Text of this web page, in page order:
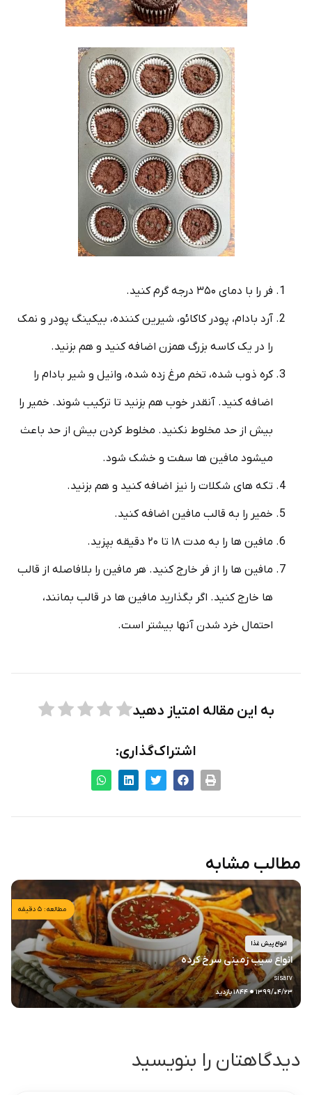
فر را با دمای ۳۵۰ درجه گرم کنید.
آرد بادام، پودر کاکائو، شیرین کننده، بیکینگ پودر و نمک
را در یک کاسه بزرگ همزن اضافه کنید و هم بزنید.
کره ذوب شده، تخم مرغ زده شده، وانیل و شیر بادام را
اضافه کنید. آنقدر خوب هم بزنید تا ترکیب شوند. خمیر را
بیش از حد مخلوط نکنید. مخلوط کردن بیش از حد باعث
میشود مافین ها سفت و خشک شود.
تکه های شکلات را نیز اضافه کنید و هم بزنید.
خمیر را به قالب مافین اضافه کنید.
مافین ها را به مدت ۱۸ تا ۲۰ دقیقه بپزید.
مافین ها را از فر خارج کنید. هر مافین را بلافاصله از قالب
ها خارج کنید. اگر بگذارید مافین ها در قالب بمانند،
احتمال خرد شدن آنها بیشتر است.
به این مقاله امتیاز دهید
اشتراک‌گذاری:
مطالب مشابه
مطالعه: ۵ دقیقه
انواع پیش غذا
انواع سیب زمینی سرخ کرده
sisarv
۱۳۹۹/۰۴/۲۳.۱۸۴۴ بازدید
دیدگاهتان را بنویسید